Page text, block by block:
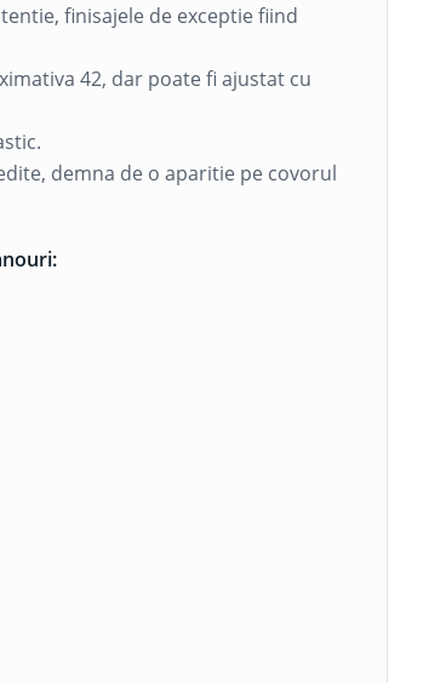
finisajele de exceptie fiind
42, dar poate fi ajustat cu
demna de o aparitie pe covorul